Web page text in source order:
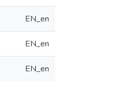
EN_en
EN_en
EN_en